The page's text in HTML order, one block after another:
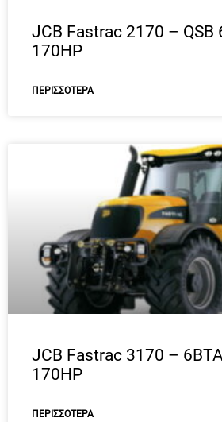
JCB Fastrac 2170 – QSB
170HP
ΠΕΡΙΣΣΌΤΕΡΑ
JCB Fastrac 3170 –
170HP
ΠΕΡΙΣΣΌΤΕΡΑ